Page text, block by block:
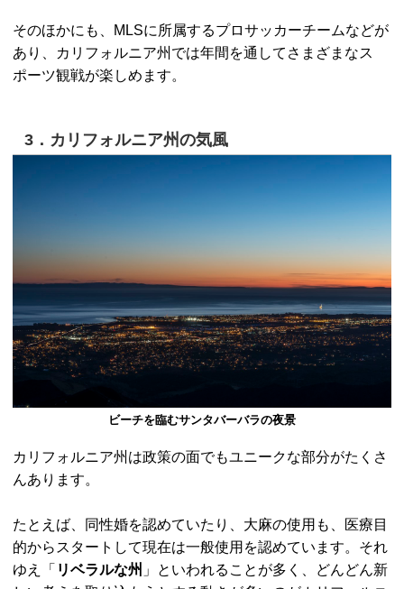
そのほかにも、MLSに所属するプロサッカーチームなどが
あり、カリフォルニア州では年間を通してさまざまなス
ポーツ観戦が楽しめます。
3．カリフォルニア州の気風
ビーチを臨むサンタバーバラの夜景
カリフォルニア州は政策の面でもユニークな部分がたくさ
んあります。
たとえば、同性婚を認めていたり、大麻の使用も、医療目
的からスタートして現在は一般使用を認めています。それ
ゆえ「 リベラルな州 」といわれることが多く、どんどん新